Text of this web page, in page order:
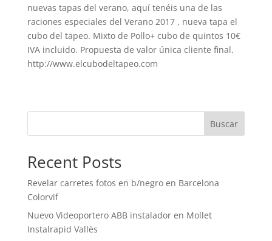
nuevas tapas del verano, aquí tenéis una de las
raciones especiales del Verano 2017 , nueva tapa el
cubo del tapeo. Mixto de Pollo+ cubo de quintos 10€
IVA incluido. Propuesta de valor única cliente final.
http://www.elcubodeltapeo.com
Buscar
Recent Posts
Revelar carretes fotos en b/negro en Barcelona
Colorvif
Nuevo Videoportero ABB instalador en Mollet
Instalrapid Vallès